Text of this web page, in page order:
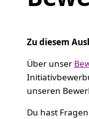
Zu diesem
Über unser
unseren
Du hast